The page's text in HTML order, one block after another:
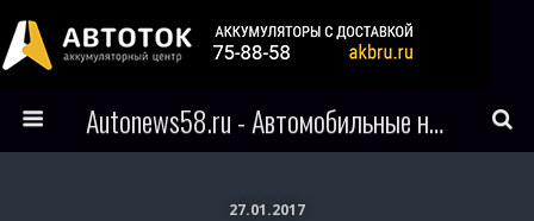
Autonews58.ru - Автомобильные новости Пензы и всего мира
27.01.2017